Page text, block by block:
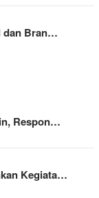
dan Bran…
Respon…
Kegiata…